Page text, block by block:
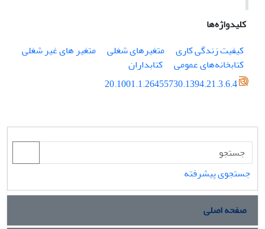
کلیدواژه‌ها
کیفیت زندگی کاری
متغیرهای شغلی
متغیر های غیر شغلی
کتابخانه‌های عمومی
کتابداران
20.1001.1.26455730.1394.21.3.6.4
جستجوی پیشرفته
صفحه اصلی